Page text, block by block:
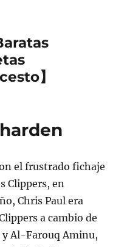
】
el frustrado fichaje
Clippers, en
Chris Paul era
a cambio de
y Al-Farouq Aminu,